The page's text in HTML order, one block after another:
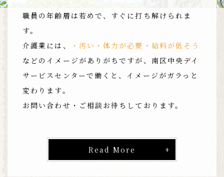
職員の年齢層は若めで、すぐに打ち解けられま
す。
介護業には、
・汚い・体力が必要・給料が低そう
などのイメージがありがちですが、南区中央デイ
サービスセンターで働くと、イメージがガラっと
変わります。
お問い合わせ・ご相談お待ちしております。
Read More